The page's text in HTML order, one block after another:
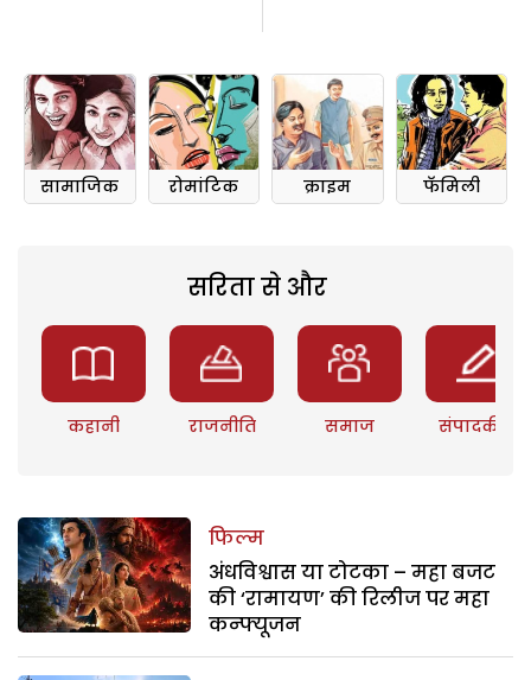
सामाजिक रोमांटिक क्राइम फॅमिली
सरिता से और
कहानी राजनीति समाज संपादकीय
फिल्म
अंधविश्वास या टोटका – महा बजट
की ‘रामायण’ की रिलीज पर महा
कन्फ्यूजन